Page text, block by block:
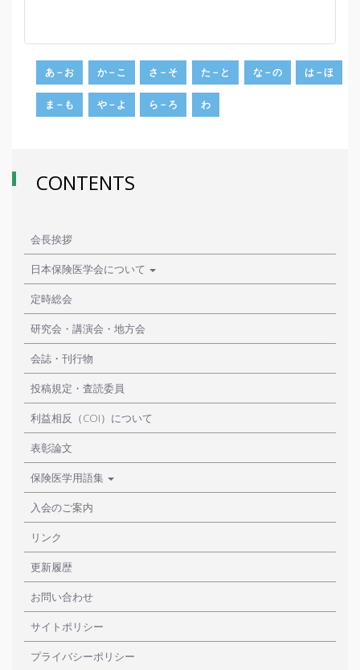
あ－お か－こ さ－そ た－と な－の は－ほ
ま－も や－よ ら－ろ わ
CONTENTS
会長挨拶
日本保険医学会について
定時総会
研究会・講演会・地方会
会誌・刊行物
投稿規定・査読委員
利益相反（COI）について
表彰論文
保険医学用語集
入会のご案内
リンク
更新履歴
お問い合わせ
サイトポリシー
プライバシーポリシー